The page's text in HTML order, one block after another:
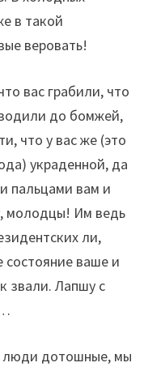
в такой
веровать!
вас грабили, что
до бомжей,
что у вас же (это
украденной, да
пальцами вам и
молодцы! Им ведь
ли,
ваше и
звали. Лапшу с
люди дотошные, мы